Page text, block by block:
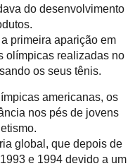
do desenvolvimento
primeira aparição em
olímpicas realizadas no
os seus tênis.
americanas, os
nos pés de jovens
global, que depois de
e 1994 devido a um